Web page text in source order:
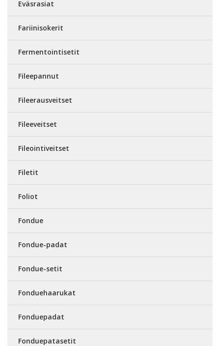
Eväsrasiat
Fariinisokerit
Fermentointisetit
Fileepannut
Fileerausveitset
Fileeveitset
Fileointiveitset
Filetit
Foliot
Fondue
Fondue-padat
Fondue-setit
Fonduehaarukat
Fonduepadat
Fonduepatasetit